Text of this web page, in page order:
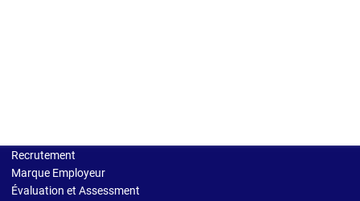
Recrutement
Marque Employeur
Évaluation et Assessment